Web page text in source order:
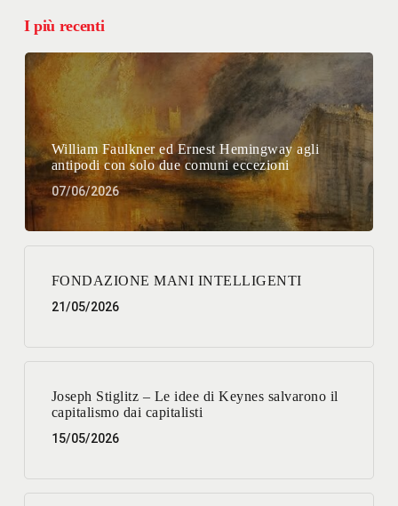
I più recenti
William Faulkner ed Ernest Hemingway agli
antipodi con solo due comuni eccezioni
07/06/2026
FONDAZIONE MANI INTELLIGENTI
21/05/2026
Joseph Stiglitz – Le idee di Keynes salvarono il
capitalismo dai capitalisti
15/05/2026